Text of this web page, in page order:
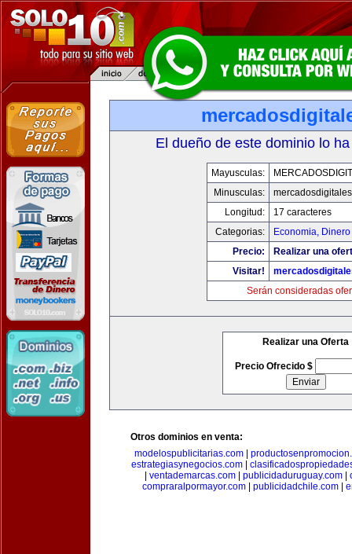
El dueño de este dominio lo
Mayusculas:
Minusculas:
Longitud:
17 caracteres
Categorias:
Economia,
Precio:
Realizar una
Visitar!
Serán consideradas
Realizar una Oferta
Precio Ofrecido $
Otros dominios en venta:
modelospublicitarias.com
estrategiasynegocios.com|
ventademarcas.com publicidaduruguay.com
compraralpormayor.com| publicidadchile.com|